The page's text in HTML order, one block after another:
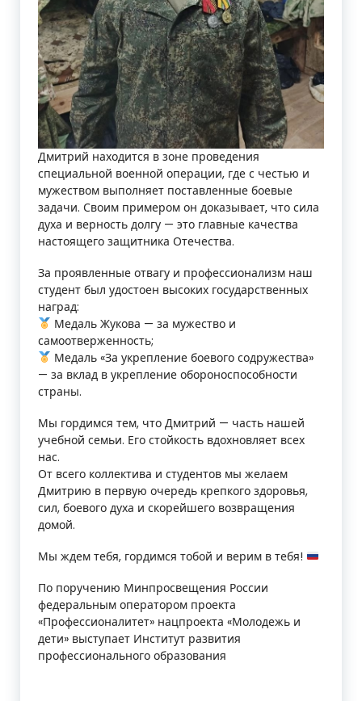
м
Дмитрий находится в зоне проведения
специальной военной операции, где с честью и
мужеством выполняет поставленные боевые
задачи. Своим примером он доказывает, что сила
духа и верность долгу — это главные качества
настоящего защитника Отечества.
За проявленные отвагу и профессионализм наш
студент был удостоен высоких государственных
наград:
Медаль Жукова — за мужество и
самоотверженность;
Медаль «За укрепление боевого содружества»
— за вклад в укрепление обороноспособности
страны.
Мы гордимся тем, что Дмитрий — часть нашей
учебной семьи. Его стойкость вдохновляет всех
нас.
От всего коллектива и студентов мы желаем
Дмитрию в первую очередь крепкого здоровья,
сил, боевого духа и скорейшего возвращения
домой.
Мы ждем тебя, гордимся тобой и верим в тебя!
По поручению Минпросвещения России
федеральным оператором проекта
«Профессионалитет» нацпроекта «Молодежь и
дети» выступает Институт развития
профессионального образования